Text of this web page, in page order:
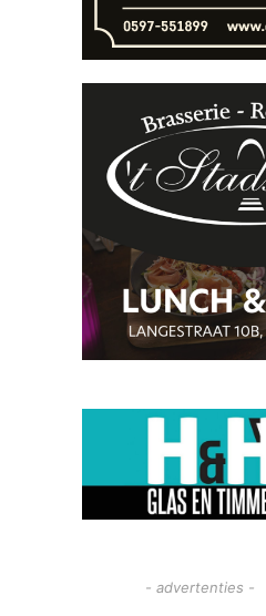
- advertenties -